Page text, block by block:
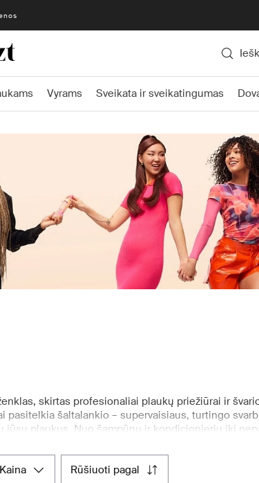
Vyrams Sveikata ir sveikatingumas
skirtas profesionaliai plaukų priežiūrai ir
šaltalankio – supervaisiaus, turtingo
jūsų plaukus. Nuo šampūnų ir kondicionierių iki
rasite kruopščiai atrinktą grožio priemonių ir plaukų
pristatymas ir etiškos prekybos principai užtikrina
kaina rūšiuoti pagal